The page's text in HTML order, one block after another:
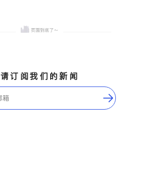
请订阅我们的新闻